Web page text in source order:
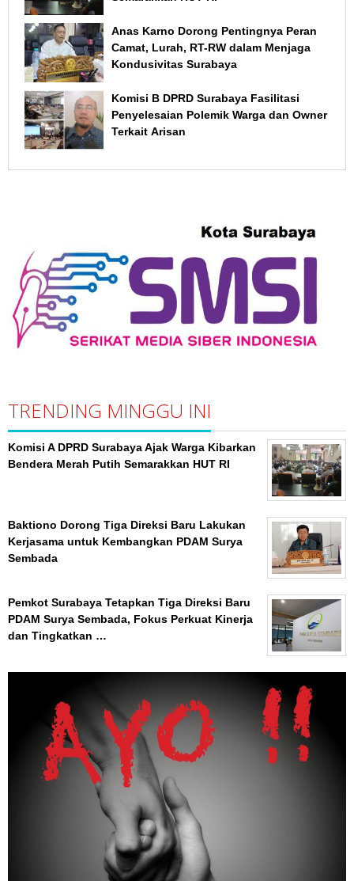
Anas Karno Dorong Pentingnya Peran
Camat, Lurah, RT-RW dalam Menjaga
Kondusivitas Surabaya
Komisi B DPRD Surabaya Fasilitasi
Penyelesaian Polemik Warga dan Owner
Terkait Arisan
TRENDING MINGGU INI
Komisi A DPRD Surabaya Ajak Warga Kibarkan
Bendera Merah Putih Semarakkan HUT RI
Baktiono Dorong Tiga Direksi Baru Lakukan
Kerjasama untuk Kembangkan PDAM Surya
Sembada
Pemkot Surabaya Tetapkan Tiga Direksi Baru
PDAM Surya Sembada, Fokus Perkuat Kinerja
dan Tingkatkan …